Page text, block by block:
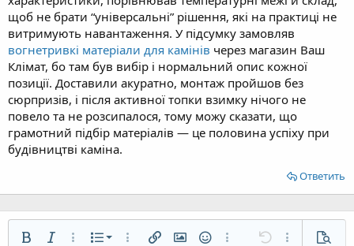
щоб не брати “універсальні” рішення, які на практиці не
витримують навантаження. У підсумку замовляв
вогнетривкі матеріали для камінів через магазин Ваш
Клімат, бо там був вибір і нормальний опис кожної
позиції. Доставили акуратно, монтаж пройшов без
сюрпризів, і після активної топки взимку нічого не
повело та не розсипалося, тому можу сказати, що
грамотний підбір матеріалів — це половина успіху при
будівництві каміна.
Ответить
ЖирныйКурсивДополнительно...
Список Нумерованный список
Дополнительно...
Вставить ссылку
Вставить изображение
СмайлыДополнительно...
Отменить